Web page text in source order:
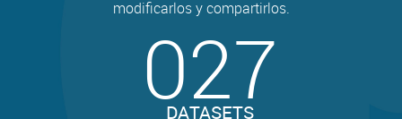
modificarlos y compartirlos.
027
DATASETS